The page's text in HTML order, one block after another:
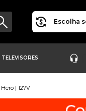
Escolha
TELEVISORES
| 127V